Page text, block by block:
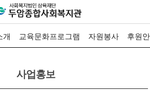
개 교육문화프로그램 자원봉사 후원
사업홍보